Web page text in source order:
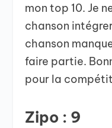
mon top 10. Je
chanson
chanson
faire partie.
pour la
Zipo : 9